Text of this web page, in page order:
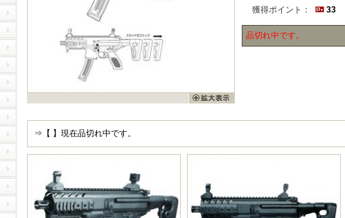
獲得ポイント：
33
品切れ中です。
⇒【 】現在品切れ中です。